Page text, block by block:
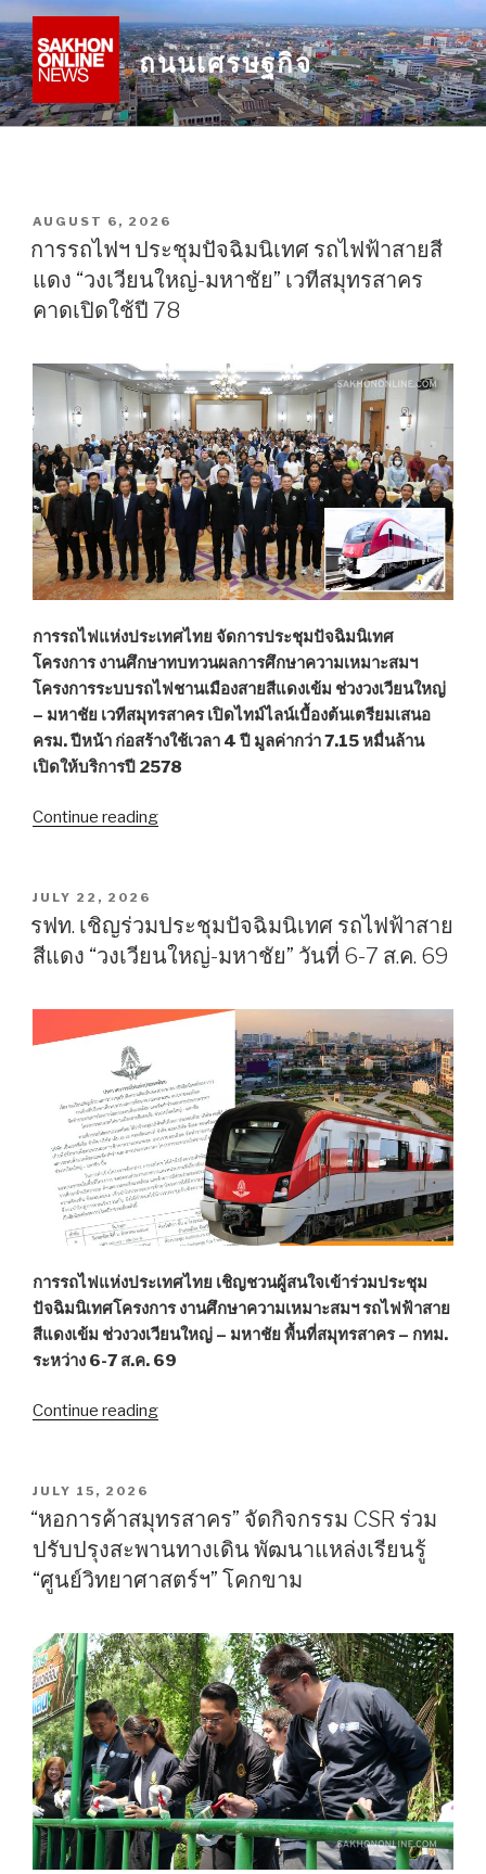
to
content
ถนนเศรษฐกิจ
POSTED
ON
AUGUST 6, 2026
การรถไฟฯ ประชุมปัจฉิมนิเทศ รถไฟฟ้าสายสี
แดง “วงเวียนใหญ่-มหาชัย” เวทีสมุทรสาคร
คาดเปิดใช้ปี 78
การรถไฟแห่งประเทศไทย จัดการประชุมปัจฉิมนิเทศ
โครงการ งานศึกษาทบทวนผลการศึกษาความเหมาะสมฯ
โครงการระบบรถไฟชานเมืองสายสีแดงเข้ม ช่วงวงเวียนใหญ่
– มหาชัย เวทีสมุทรสาคร เปิดไทม์ไลน์เบื้องต้นเตรียมเสนอ
ครม. ปีหน้า ก่อสร้างใช้เวลา 4 ปี มูลค่ากว่า 7.15 หมื่นล้าน
เปิดให้บริการปี 2578
Continue reading
ปัจฉิม
นิเทศ
รถไฟฟ้า
สี
“วง
เวียน
ใหญ่-
มหาชัย”
เวที
สมุทรสาคร
คาด
ใช้
ปี
78”
POSTED
ON
JULY 22, 2026
รฟท. เชิญร่วมประชุมปัจฉิมนิเทศ รถไฟฟ้าสาย
สีแดง “วงเวียนใหญ่-มหาชัย” วันที่ 6-7 ส.ค. 69
การรถไฟแห่งประเทศไทย เชิญชวนผู้สนใจเข้าร่วมประชุม
ปัจฉิมนิเทศโครงการ งานศึกษาความเหมาะสมฯ รถไฟฟ้าสาย
สีแดงเข้ม ช่วงวงเวียนใหญ่ – มหาชัย พื้นที่สมุทรสาคร – กทม.
ระหว่าง 6-7 ส.ค. 69
Continue reading
ปัจฉิม
นิเทศ
รถไฟฟ้า
สาย
แดง
“วง
เวียน
ใหญ่-
มหาชัย”
วัน
ที่
6-
7
POSTED
ON
JULY 15, 2026
“หอการค้าสมุทรสาคร” จัดกิจกรรม CSR ร่วม
ปรับปรุงสะพานทางเดิน พัฒนาแหล่งเรียนรู้
“ศูนย์วิทยาศาสตร์ฯ” โคกขาม